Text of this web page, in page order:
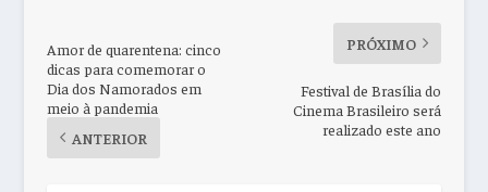
Amor de quarentena: cinco
dicas para comemorar o
Dia dos Namorados em
meio à pandemia
ANTERIOR
PRÓXIMO
Festival de Brasília do
Cinema Brasileiro será
realizado este ano